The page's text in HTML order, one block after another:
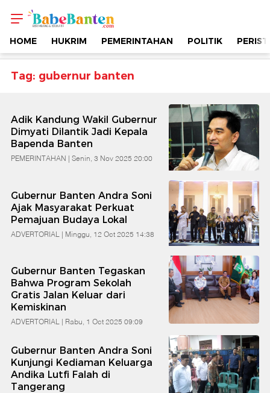
Topik
-
Gubernur
Banten
Berimbang
&
Edukatif
Babe
Banten
HOME HUKRIM PEMERINTAHAN POLITIK
Tag: gubernur banten
Adik Kandung Wakil Gubernur
Dimyati Dilantik Jadi Kepala
Bapenda Banten
PEMERINTAHAN | Senin, 3 Nov 2025 20:00
Gubernur Banten Andra Soni
Ajak Masyarakat Perkuat
Pemajuan Budaya Lokal
ADVERTORIAL | Minggu, 12 Oct 2025 14:38
Gubernur Banten Tegaskan
Bahwa Program Sekolah
Gratis Jalan Keluar dari
Kemiskinan
ADVERTORIAL | Rabu, 1 Oct 2025 09:09
Gubernur Banten Andra Soni
Kunjungi Kediaman Keluarga
Andika Lutfi Falah di
Tangerang